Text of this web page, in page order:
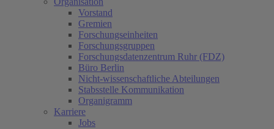
Vorstand
Gremien
Forschungseinheiten
Forschungsgruppen
Forschungsdatenzentrum Ruhr (FDZ)
Büro Berlin
Nicht-wissenschaftliche Abteilungen
Stabsstelle Kommunikation
Organigramm
Karriere
Jobs